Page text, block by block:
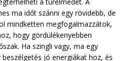
a türelmedet. A
ma időt szánni egy rövidebb, de
mindketten megfogalmazzátok,
hogy gördülékenyebben
Ha szingli vagy, ma egy
jó energiákat hoz, és